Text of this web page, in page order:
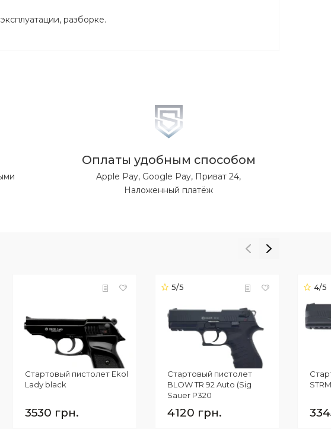
разборке.
Оплаты удобным способом
Apple Pay, Google Pay, Приват 24,
Наложенный платёж
Стартовый пистолет Ekol
Lady black
3530 грн.
5/5
Стартовый пистолет
BLOW TR 92 Auto (Sig
Sauer P320
4120 грн.
4/5